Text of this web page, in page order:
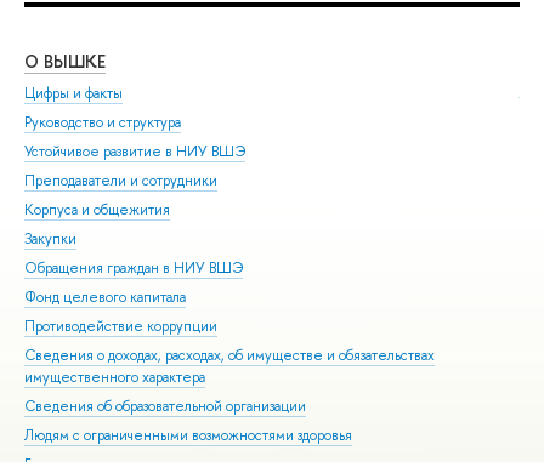
О ВЫШКЕ
Цифры и факты
Руководство и структура
Устойчивое развитие в НИУ ВШЭ
Преподаватели и сотрудники
Корпуса и общежития
Закупки
Обращения граждан в НИУ ВШЭ
Фонд целевого капитала
Противодействие коррупции
Сведения о доходах, расходах, об имуществе и обязательствах
имущественного характера
Сведения об образовательной организации
Людям с ограниченными возможностями здоровья